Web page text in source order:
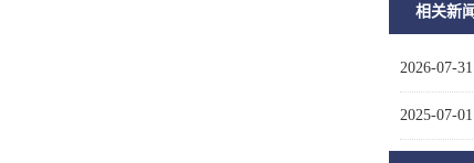
相关新闻
2026-07-31
2025-07-01